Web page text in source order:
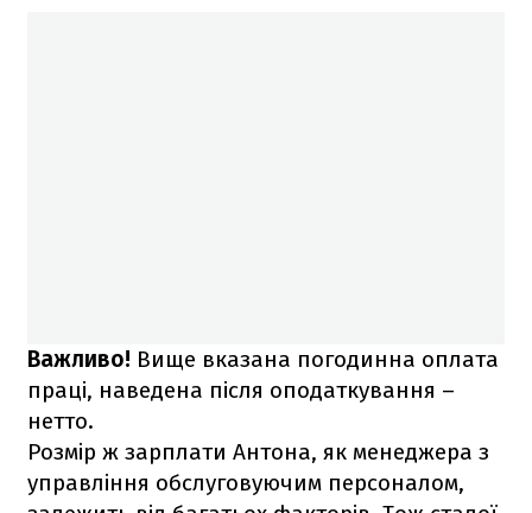
Важливо! Вище вказана погодинна оплата
праці, наведена після оподаткування –
нетто.
Розмір ж зарплати Антона, як менеджера з
управління обслуговуючим персоналом,